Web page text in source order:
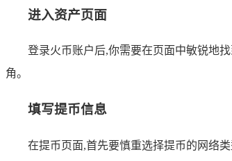
进入资产页面
登录火币账户后,你需要在页面中敏锐地
角。
填写提币信息
在提币页面,首先要慎重选择提币的网络